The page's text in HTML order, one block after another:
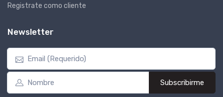
Registrate como cliente
Newsletter
Subscribirme